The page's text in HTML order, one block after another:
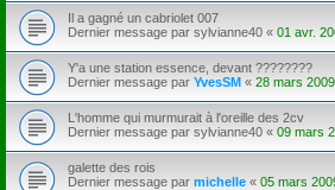
Il a gagné un cabriolet 007
Dernier message par sylvianne40 « 01 avr.
Y'a une station essence, devant ????????
Dernier message par YvesSM « 28 mars
L'homme qui murmurait à l'oreille des 2cv
Dernier message par sylvianne40 « 09 mars
galette des rois
Dernier message par michelle « 05 mars